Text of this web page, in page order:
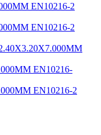
EN10216-2
EN10216-2
EN10216-
EN10216-2